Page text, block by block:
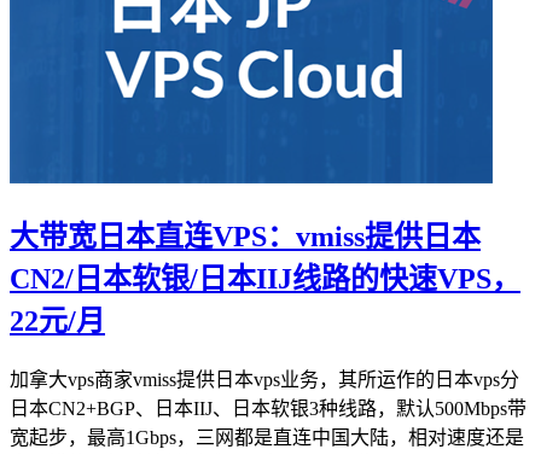
大带宽日本直连VPS：vmiss提供日本
CN2/日本软银/日本IIJ线路的快速VPS，
22元/月
加拿大vps商家vmiss提供日本vps业务，其所运作的日本vps分
日本CN2+BGP、日本IIJ、日本软银3种线路，默认500Mbps带
宽起步，最高1Gbps，三网都是直连中国大陆，相对速度还是